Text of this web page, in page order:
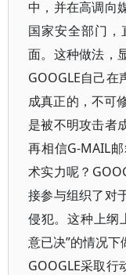
中，并在高调向
国家安全部门
面。这种做法，
GOOGLE自己在
成真正的，不可
是被不明攻击者
再相信G-MAIL
术实力呢？
接参与组织了对
侵犯。这种上纲
意已决”的情况
GOOGLE采取行